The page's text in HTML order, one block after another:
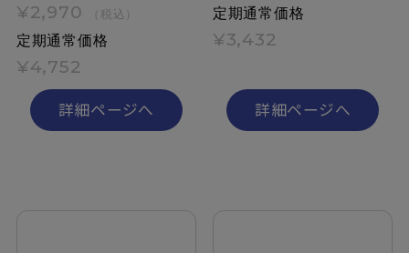
よくあるご質問
会員登録でお得
NEWS一覧
¥2,970 （税込）
定期通常価格
¥4,752
詳細ページへ
定期通常価格
¥3,432
詳細ページへ